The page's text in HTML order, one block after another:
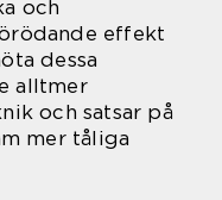
och
effekt
dessa
alltmer
och satsar på
mer tåliga